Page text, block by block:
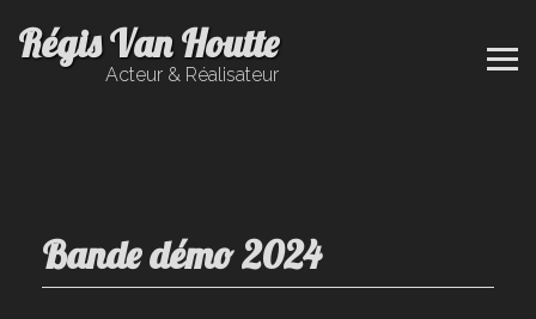
Régis Van Houtte
Acteur & Réalisateur
Bande démo 2024